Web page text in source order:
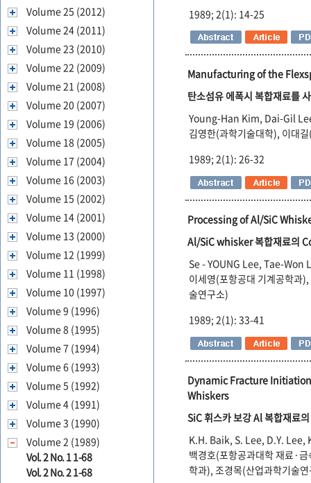
Volume 25 (2012)
Volume 24 (2011)
Volume 23 (2010)
Volume 22 (2009)
Volume 21 (2008)
Volume 20 (2007)
Volume 19 (2006)
Volume 18 (2005)
Volume 17 (2004)
Volume 16 (2003)
Volume 15 (2002)
Volume 14 (2001)
Volume 13 (2000)
Volume 12 (1999)
Volume 11 (1998)
Volume 10 (1997)
Volume 9 (1996)
Volume 8 (1995)
Volume 7 (1994)
Volume 6 (1993)
Volume 5 (1992)
Volume 4 (1991)
Volume 3 (1990)
Volume 2 (1989)
Vol. 2 No. 1 1-68
Vol. 2 No. 2 1-68
1989; 2(1): 14-25
Manufacturing of the
탄소섬유 에폭시 복합재료를
Young-Han Kim, Dai-Gil
김영한(과학기술대학), 이대
1989; 2(1): 26-32
Processing of Al/SiC
Al/SiC whisker 복합재료의
Se - YOUNG Lee, Tae-Won
이세영(포항공대 기계공학과
술연구소)
1989; 2(1): 33-41
Dynamic Fracture
Whiskers
SiC 휘스카 보강 Al 복합재료
K.H. Baik, S. Lee, D.Y. Lee,
백경호(포항공과대학 재료·
학과), 조경목(산업과학기술